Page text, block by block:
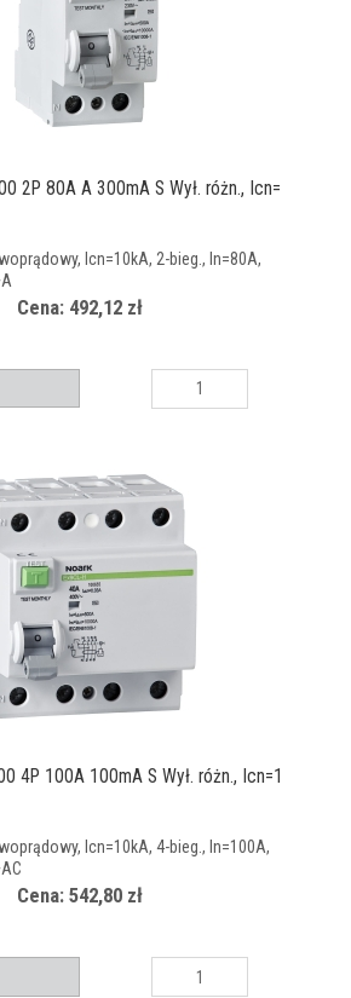
2P 80A A 300mA S Wył. różn., Icn=
Icn=10kA, 2-bieg., In=80A,
Cena: 492,12 zł
4P 100A 100mA S Wył. różn., Icn=1
Icn=10kA, 4-bieg., In=100A,
Cena: 542,80 zł